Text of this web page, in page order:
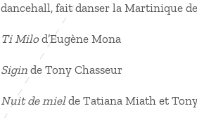
dancehall, fait danser la Martinique
Ti Milod’Eugène Mona
Sigin de Tony Chasseur
Nuit de mielde Tatiana Miath et